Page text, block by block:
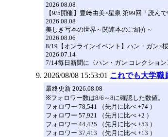
2026.08.08
【9/5開催】豊﨑由美×星泉 第99回「読ん
2026.08.08
美しき写本の世界～関連本のご紹介～
2026.08.06
8/19【オンラインイベント】ハン・ガン×
2026.07.14
7/14毎日新聞に〈ハン・ガン コレクショ
2026/08/08 15:53:01 これでも大学職
最終更新 2026.08.08
※フォロワー数は8/6～8に確認した数値。
フォロワー 78,541 （先月に比べ +74 ）
フォロワー 57,921 （先月に比べ +2 ）
フォロワー 44,425 （先月に比べ +53 ）
フォロワー 37,413 （先月に比べ +13 ）